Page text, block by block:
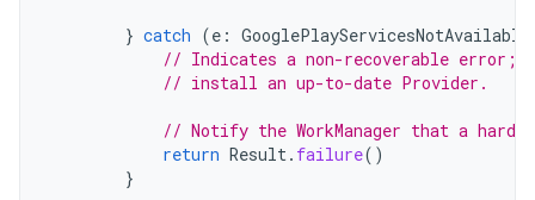
} catch (e :
// Indicates a non-recoverable error;
// install an up-to-date Provider.
// Notify the WorkManager that a hard
return Result. failure()
}